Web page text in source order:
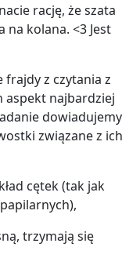
rację, że szata
kolana. <3 Jest
frajdy z czytania z
aspekt najbardziej
dowiadujemy
związane z ich
cętek (tak jak
trzymają się